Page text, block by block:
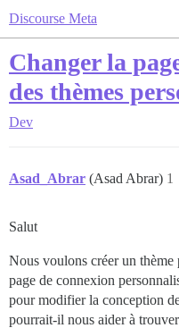
Discourse Meta
Changer la
des thèmes
Dev
Asad_Abrar (Asad Abrar) 1
Salut
Nous voulons créer un thème
page de connexion
pour modifier la conception
pourrait-il nous aider à